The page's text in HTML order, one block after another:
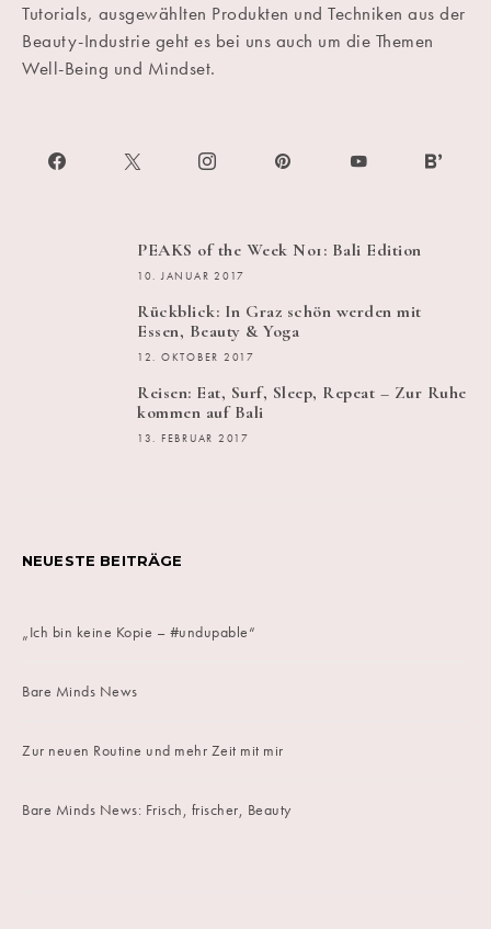
Tutorials, ausgewählten Produkten und Techniken aus der
Beauty-Industrie geht es bei uns auch um die Themen
Well-Being und Mindset.
PEAKS of the Week No1: Bali Edition
10. JANUAR 2017
Rückblick: In Graz schön werden mit
Essen, Beauty & Yoga
12. OKTOBER 2017
Reisen: Eat, Surf, Sleep, Repeat – Zur Ruhe
kommen auf Bali
13. FEBRUAR 2017
NEUESTE BEITRÄGE
„Ich bin keine Kopie – #undupable“
Bare Minds News
Zur neuen Routine und mehr Zeit mit mir
Bare Minds News: Frisch, frischer, Beauty